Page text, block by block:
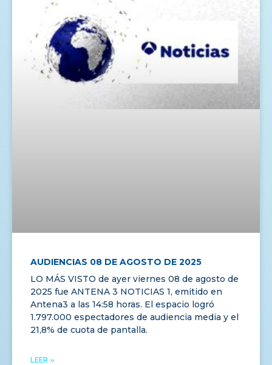
AUDIENCIAS 08 DE AGOSTO DE 2025
LO MÁS VISTO de ayer viernes 08 de agosto de
2025 fue ANTENA 3 NOTICIAS 1, emitido en
Antena3 a las 14:58 horas. El espacio logró
1.797.000 espectadores de audiencia media y el
21,8% de cuota de pantalla.
LEER »